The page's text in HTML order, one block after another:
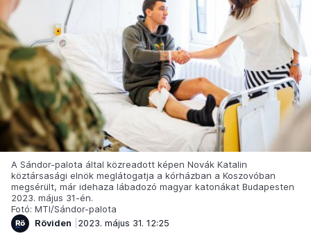
A Sándor-palota által közreadott képen Novák Katalin
köztársasági elnök meglátogatja a kórházban a Koszovóban
megsérült, már idehaza lábadozó magyar katonákat Budapesten
2023. május 31-én.
Fotó: MTI/Sándor-palota
Röviden
2023. május 31. 12:25